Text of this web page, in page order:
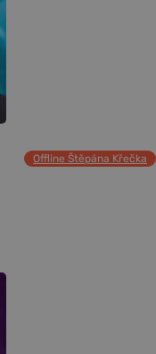
Offline Štěpána Křečka